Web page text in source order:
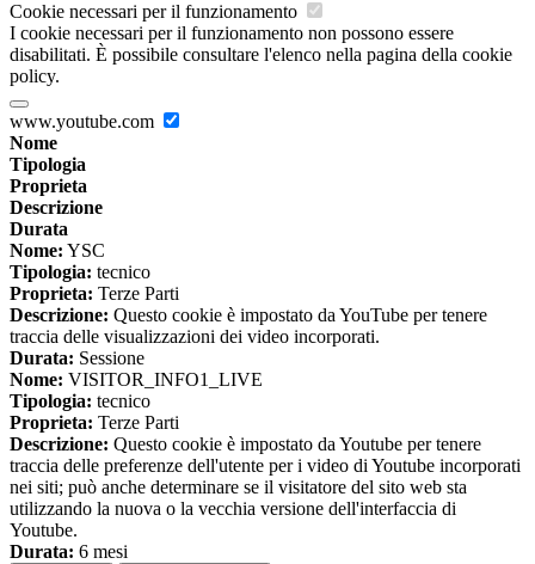
Cookie necessari per il funzionamento
I cookie necessari per il funzionamento non possono essere
disabilitati. È possibile consultare l'elenco nella pagina della cookie
policy.
www.youtube.com
Nome
Tipologia
Proprieta
Descrizione
Durata
Nome: YSC
Tipologia: tecnico
Proprieta: Terze Parti
Descrizione: Questo cookie è impostato da YouTube per tenere
traccia delle visualizzazioni dei video incorporati.
Durata: Sessione
Nome: VISITOR_INFO1_LIVE
Tipologia: tecnico
Proprieta: Terze Parti
Descrizione: Questo cookie è impostato da Youtube per tenere
traccia delle preferenze dell'utente per i video di Youtube incorporati
nei siti; può anche determinare se il visitatore del sito web sta
utilizzando la nuova o la vecchia versione dell'interfaccia di
Youtube.
Durata: 6 mesi